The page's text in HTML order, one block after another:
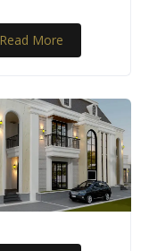
Read More